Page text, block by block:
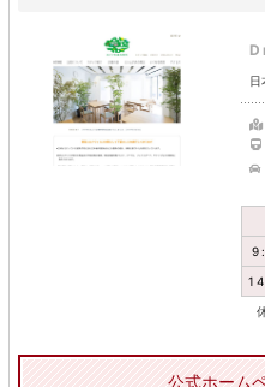
日
公式ホーム